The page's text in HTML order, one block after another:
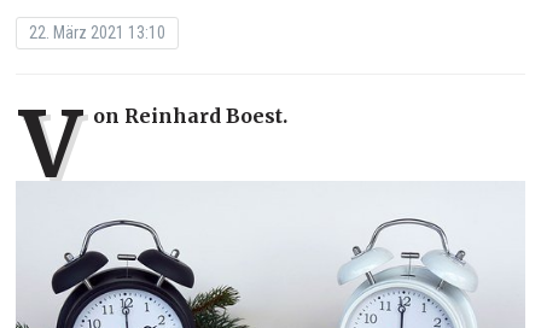
22. März 2021 13:10
V on Reinhard Boest.